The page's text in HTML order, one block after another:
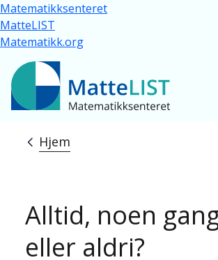
Hopp til hovedinnhold
Matematikksenteret
MatteLIST
Matematikk.org
Navigasjonssti
Hjem
Alltid, noen
eller aldri?